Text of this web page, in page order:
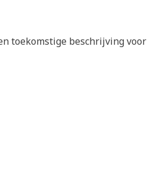
toekomstige beschrijving voor